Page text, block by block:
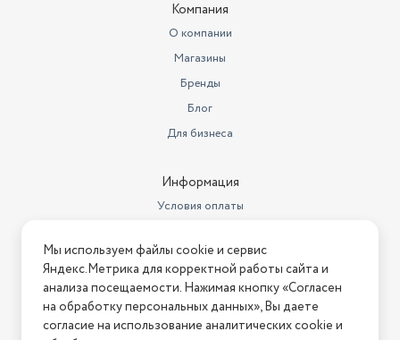
Компания
О компании
Магазины
Бренды
Блог
Для бизнеса
Информация
Условия оплаты
Условия возврата
Нашли ошибку на сайте? Напишите нам
2026 © Интернет-магазин "АстМаркет". У нас есть всё!
Мы используем файлы cookie и сервис
Яндекс.Метрика для корректной работы сайта и
анализа посещаемости. Нажимая кнопку «Согласен
на обработку персональных данных», Вы даете
согласие на использование аналитических cookie и